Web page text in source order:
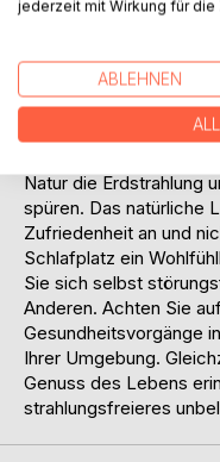
überglücklich ohne
Elektrosmog will ich
Leben möglichst ohne
diesem Buch führe ich
Wohnung, Ihren vielen
Natur die Erdstrahlung
spüren. Das natürliche
Zufriedenheit an und
Schlafplatz ein
Sie sich selbst
Anderen. Achten Sie
Gesundheitsvorgänge
Ihrer Umgebung.
Genuss des Lebens
strahlungsfreieres
jederzeit mit Wirkung für
ABLEHNEN